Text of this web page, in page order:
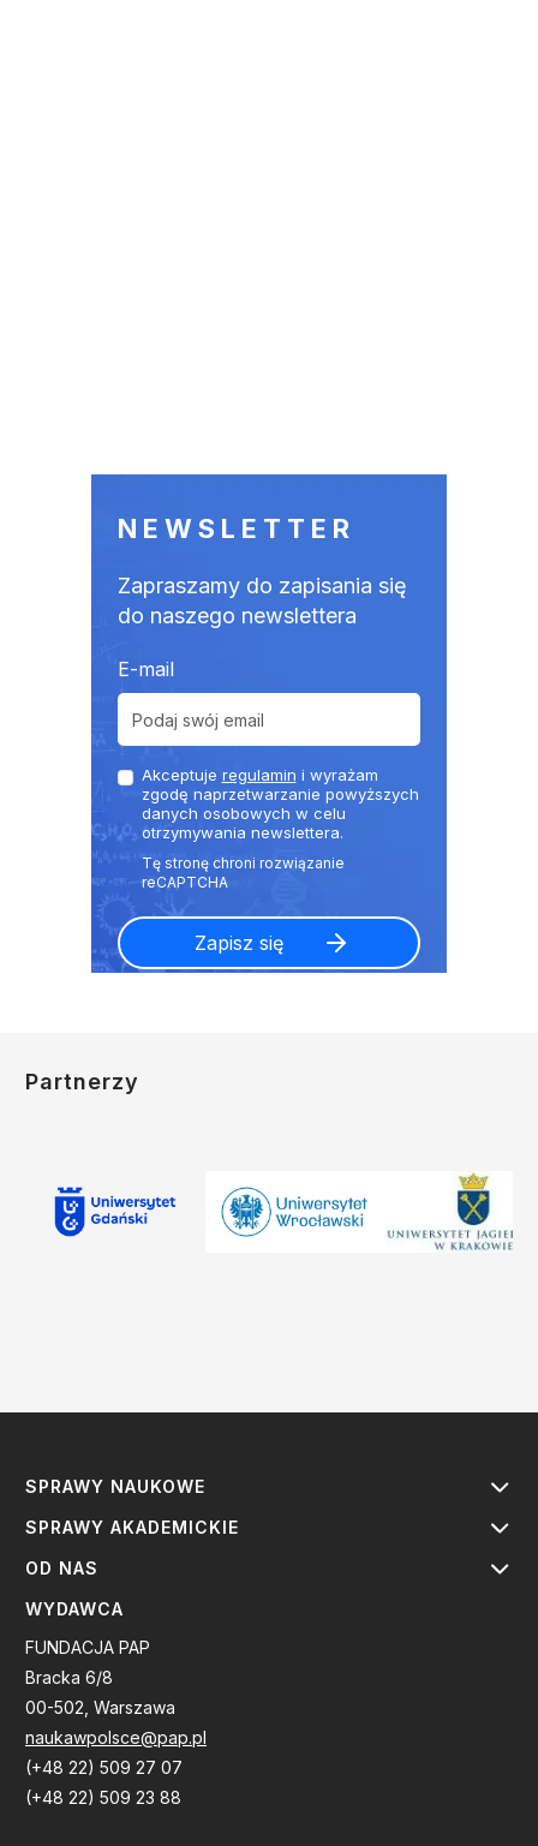
NEWSLETTER
Zapraszamy do zapisania się
do naszego newslettera
E-mail
Akceptuje regulamin i wyrażam
zgodę naprzetwarzanie powyższych
danych osobowych w celu
otrzymywania newslettera.
Partnerzy
SPRAWY NAUKOWE
SPRAWY AKADEMICKIE
OD NAS
WYDAWCA
FUNDACJA PAP
Bracka 6/8
00-502, Warszawa
naukawpolsce@pap.pl
(+48 22) 509 27 07
(+48 22) 509 23 88